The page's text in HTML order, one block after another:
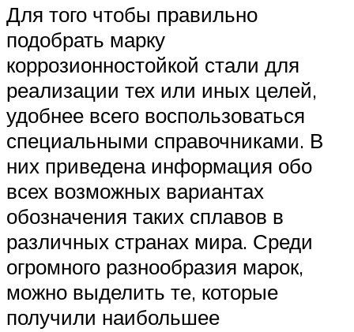
Для того чтобы правильно
подобрать марку
коррозионностойкой стали для
реализации тех или иных целей,
удобнее всего воспользоваться
специальными справочниками. В
них приведена информация обо
всех возможных вариантах
обозначения таких сплавов в
различных странах мира. Среди
огромного разнообразия марок,
можно выделить те, которые
получили наибольшее